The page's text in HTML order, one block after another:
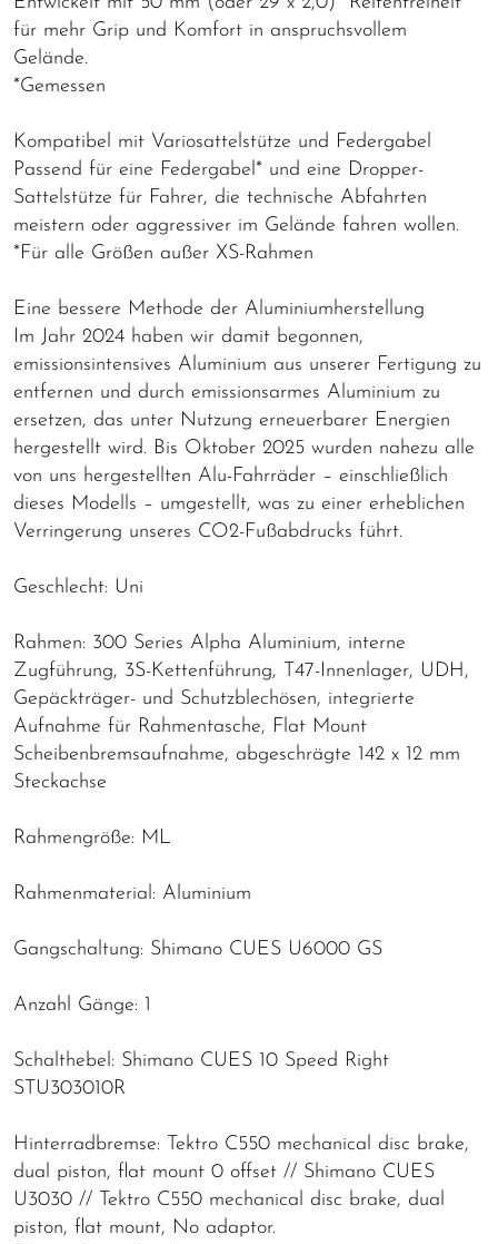
für mehr Grip und Komfort in anspruchsvollem
Gelände.
*Gemessen
Kompatibel mit Variosattelstütze und Federgabel
Passend für eine Federgabel* und eine Dropper-
Sattelstütze für Fahrer, die technische Abfahrten
meistern oder aggressiver im Gelände fahren wollen.
*Für alle Größen außer XS-Rahmen
Eine bessere Methode der Aluminiumherstellung
Im Jahr 2024 haben wir damit begonnen,
emissionsintensives Aluminium aus unserer Fertigung zu
entfernen und durch emissionsarmes Aluminium zu
ersetzen, das unter Nutzung erneuerbarer Energien
hergestellt wird. Bis Oktober 2025 wurden nahezu alle
von uns hergestellten Alu-Fahrräder – einschließlich
dieses Modells – umgestellt, was zu einer erheblichen
Verringerung unseres CO2-Fußabdrucks führt.
Geschlecht: Uni
Rahmen: 300 Series Alpha Aluminium, interne
Zugführung, 3S-Kettenführung, T47-Innenlager, UDH,
Gepäckträger- und Schutzblechösen, integrierte
Aufnahme für Rahmentasche, Flat Mount
Scheibenbremsaufnahme, abgeschrägte 142 x 12 mm
Steckachse
Rahmengröße: ML
Rahmenmaterial: Aluminium
Gangschaltung: Shimano CUES U6000 GS
Anzahl Gänge: 1
Schalthebel: Shimano CUES 10 Speed Right
STU303010R
Hinterradbremse: Tektro C550 mechanical disc brake,
dual piston, flat mount 0 offset // Shimano CUES
U3030 // Tektro C550 mechanical disc brake, dual
piston, flat mount, No adaptor.